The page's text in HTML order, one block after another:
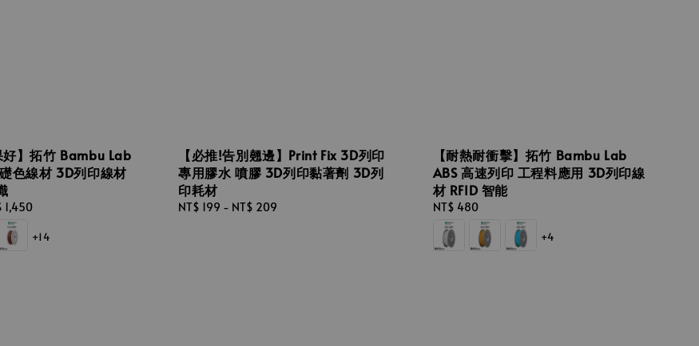
好】拓竹 Bambu Lab
色線材 3D列印線材
1,450
+14
【必推!告別翹邊】Print Fix 3D列印
專用膠水 噴膠 3D列印黏著劑 3D列
印耗材
Regular
NT$ 199 - NT$ 209
【耐熱耐衝擊】拓竹 Bambu Lab
ABS 高速列印 工程料應用 3D列印線
材 RFID 智能
Regular
price
NT$ 480
+4